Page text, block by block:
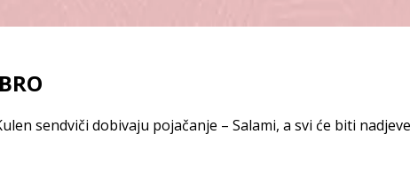
sendviči dobivaju pojačanje – Salami, a svi će biti